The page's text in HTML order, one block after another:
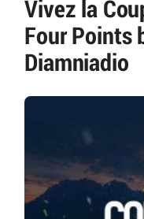
Vivez la
Four Points
Diamniadio